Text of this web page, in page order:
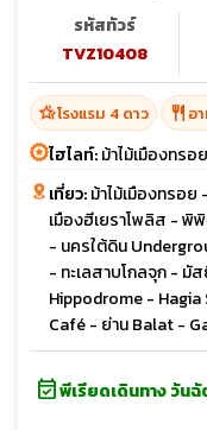
รหัสทัวร์
TVZ10408
hotel_classโรงแรม 4 ดาว restaurant อ
ไฮไลท์:ม้าไม้เมืองทรอ
เที่ยว:ม้าไม้เมืองทรอ
เมืองฮีเยราโพลิส - พิ
- นครใต้ดิน
- ทะเลสาบโกลจุก - มั
Hippodrome -
Café - ย่าน Balat -
event_availableพีเรียดเดินทาง วัน